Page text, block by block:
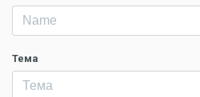
Тема